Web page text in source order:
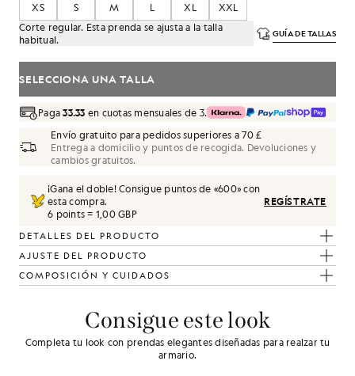
XS
S M L XL
XXL
Corte regular. Esta prenda se ajusta a la talla
habitual.
GUÍA DE TALLAS
SELECCIONA UNA TALLA
Paga33.33 en cuotas mensuales de 3.
Envío gratuito para pedidos superiores a 70 £
Entrega a domicilio y puntos de recogida. Devoluciones y
cambios gratuitos.
¡Gana el doble! Consigue puntos de «600» con
esta compra.
6 points = 1,00 GBP
REGÍSTRATE
DETALLES DEL PRODUCTO
AJUSTE DEL PRODUCTO
COMPOSICIÓN Y CUIDADOS
Consigue este look
Completa tu look con prendas elegantes diseñadas para realzar tu
armario.